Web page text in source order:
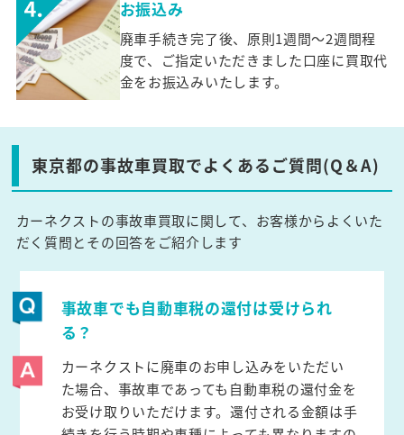
お振込み
廃車手続き完了後、原則1週間～2週間程
度で、ご指定いただきました口座に買取代
金をお振込みいたします。
東京都の事故車買取でよくあるご質問(Q＆A)
カーネクストの事故車買取に関して、お客様からよくいた
だく質問とその回答をご紹介します
事故車でも自動車税の還付は受けられ
る？
カーネクストに廃車のお申し込みをいただい
た場合、事故車であっても自動車税の還付金を
お受け取りいただけます。還付される金額は手